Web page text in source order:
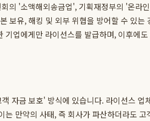
의 '소액해외송금업', 기획재정부의 '온라
보유, 해킹 및 외부 위협을 방어할 수 있
업에게만 라이선스를 발급하며, 이후에
자금 보호' 방식에 있습니다. 라이선스
만약의 사태, 즉 회사가 파산하더라도